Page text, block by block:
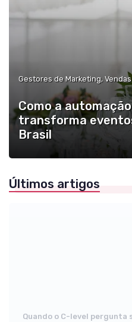
Gestores de Marketing,
Como a
transforma
Brasil
Últimos artigos
Quando o C-level pergunta